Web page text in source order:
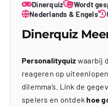
Dinerquiz
Wordt
Nederlands & Engels
Dinerquiz
Personalityquiz waarbij
reageren op
dilemma’s. Link de
spelers en ontdekhoe